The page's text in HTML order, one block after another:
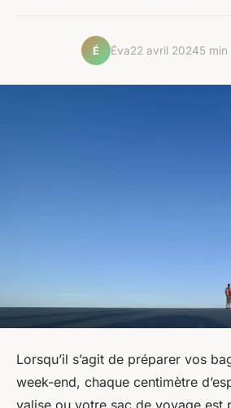
É Éva22 avril 20245 min
Lorsqu’il s’agit de préparer vos
week-end, chaque centimètre